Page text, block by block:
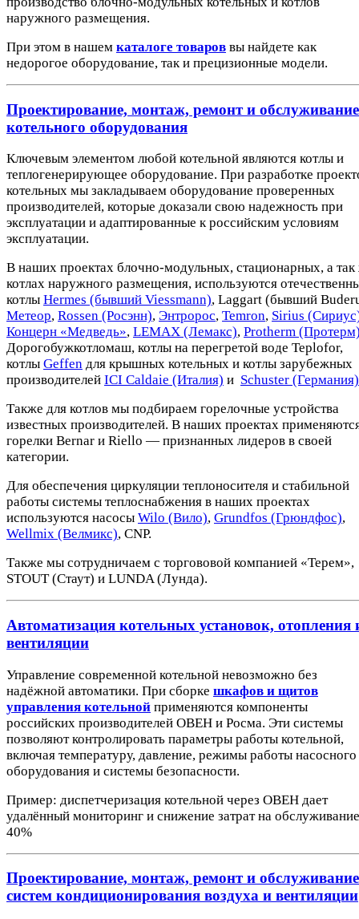
наружного размещения.
При этом в нашем каталоге товаров вы найдете как
недорогое оборудование, так и прецизионные модели.
Проектирование, монтаж, ремонт и обслуживание
котельного оборудования
Ключевым элементом любой котельной являются котлы и
теплогенерирующее оборудование. При разработке
котельных мы закладываем оборудование проверенных
производителей, которые доказали свою надежность при
эксплуатации и адаптированные к российским условиям
эксплуатации.
В наших проектах блочно-модульных, стационарных, а
котлах наружного размещения, используются
котлы Hermes (бывший Viessmann), Laggart (бывший
Метеор, Rossen (Росэнн), Энтророс, Temron, Sirius
Концерн «Медведь», LEMAX (Лемакс), Protherm
Дорогобужкотломаш, котлы на перегретой воде Teplofor,
котлы Geffen для крышных котельных и котлы зарубежных
производителей ICI Caldaie (Италия) и Schuster (Германия)
Также для котлов мы подбираем горелочные устройства
известных производителей. В наших проектах
горелки Bernar и Riello — признанных лидеров в своей
категории.
Для обеспечения циркуляции теплоносителя и стабильной
работы системы теплоснабжения в наших проектах
используются насосы Wilo (Вило), Grundfos (Грюндфос),
Wellmix (Велмикс), CNP.
Также мы сотрудничаем с торгововой компанией «Терем»,
STOUT (Стаут) и LUNDA (Лунда).
Автоматизация котельных установок, отопления
вентиляции
Управление современной котельной невозможно без
надёжной автоматики. При сборке шкафов и щитов
управления котельной применяются компоненты
российских производителей ОВЕН и Росма. Эти системы
позволяют контролировать параметры работы котельной,
включая температуру, давление, режимы работы насосного
оборудования и системы безопасности.
Пример: диспетчеризация котельной через ОВЕН дает
удалённый мониторинг и снижение затрат на
40%
Проектирование, монтаж, ремонт и обслуживание
систем кондиционирования воздуха и вентиляции